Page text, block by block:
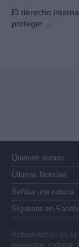
El derecho
proteger…
Quienes somos
Últimas Noticias
Señala una noticia
Síguenos en
Actualidad.es es la
televisión, crónica,